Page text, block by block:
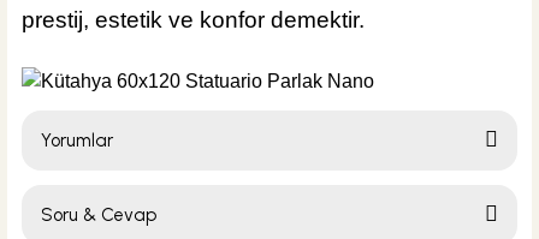
prestij, estetik ve konfor demektir.
Yorumlar
Soru & Cevap